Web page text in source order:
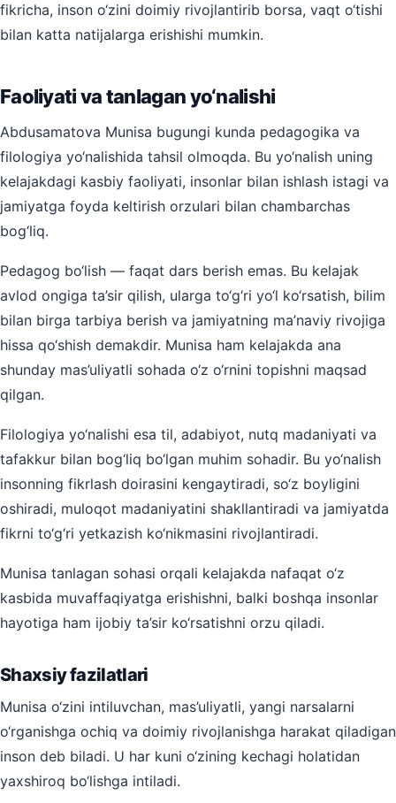
fikricha, inson o‘zini doimiy rivojlantirib borsa, vaqt o‘tishi
bilan katta natijalarga erishishi mumkin.
Faoliyati va tanlagan yo‘nalishi
Abdusamatova Munisa bugungi kunda pedagogika va
filologiya yo‘nalishida tahsil olmoqda. Bu yo‘nalish uning
kelajakdagi kasbiy faoliyati, insonlar bilan ishlash istagi va
jamiyatga foyda keltirish orzulari bilan chambarchas
bog‘liq.
Pedagog bo‘lish — faqat dars berish emas. Bu kelajak
avlod ongiga ta’sir qilish, ularga to‘g‘ri yo‘l ko‘rsatish, bilim
bilan birga tarbiya berish va jamiyatning ma’naviy rivojiga
hissa qo‘shish demakdir. Munisa ham kelajakda ana
shunday mas’uliyatli sohada o‘z o‘rnini topishni maqsad
qilgan.
Filologiya yo‘nalishi esa til, adabiyot, nutq madaniyati va
tafakkur bilan bog‘liq bo‘lgan muhim sohadir. Bu yo‘nalish
insonning fikrlash doirasini kengaytiradi, so‘z boyligini
oshiradi, muloqot madaniyatini shakllantiradi va jamiyatda
fikrni to‘g‘ri yetkazish ko‘nikmasini rivojlantiradi.
Munisa tanlagan sohasi orqali kelajakda nafaqat o‘z
kasbida muvaffaqiyatga erishishni, balki boshqa insonlar
hayotiga ham ijobiy ta’sir ko‘rsatishni orzu qiladi.
Shaxsiy fazilatlari
Munisa o‘zini intiluvchan, mas’uliyatli, yangi narsalarni
o‘rganishga ochiq va doimiy rivojlanishga harakat qiladigan
inson deb biladi. U har kuni o‘zining kechagi holatidan
yaxshiroq bo‘lishga intiladi.